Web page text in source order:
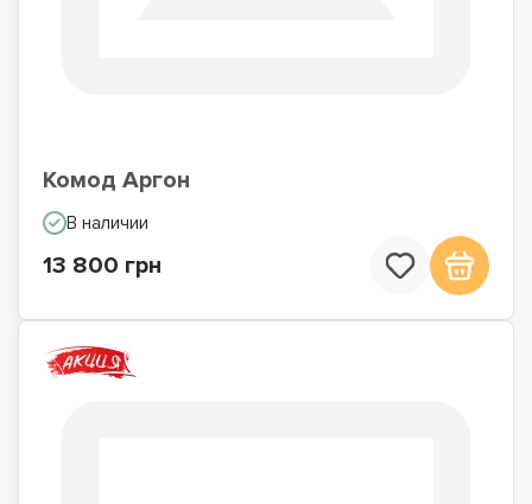
Комод Аргон
В наличии
13 800 грн